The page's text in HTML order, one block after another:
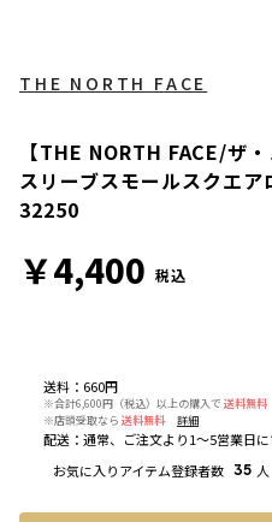
送料 ： 660円
※合計6,600円（税込）以上の購入で 送料無料
※店頭受取なら 送料無料 詳細
配送 ： 通常、ご注文より1～5営業日
お気に入りアイテム登録者数 35 人
THE NORTH FACE
【THE NORTH FACE/ザ
スリーブスモールスクエ
32250
￥4,400 税込